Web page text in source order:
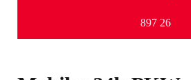
897 26